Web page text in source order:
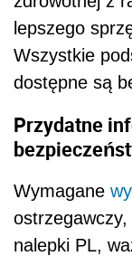
lepszego
Wszystkie
dostępne są
Przydatne
Wymagane
ostrzegawczy,
nalepki PL,